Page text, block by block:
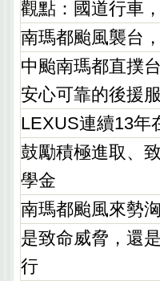
觀點：國道行車
南瑪都颱風襲台
中颱南瑪都直撲
安心可靠的後援
LEXUS連續13年
鼓勵積極進取、
學金
南瑪都颱風來勢
是致命威脅，還
行